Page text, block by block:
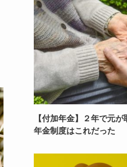
【付加年金】２年で元
年金制度はこれだった